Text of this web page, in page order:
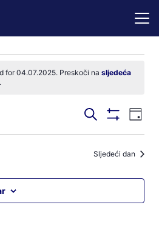
for 04.07.2025. Preskoči nasljedeća
.
Događaji
pretraga
Pretraži
Filtere
Dan
Sljedeći dan